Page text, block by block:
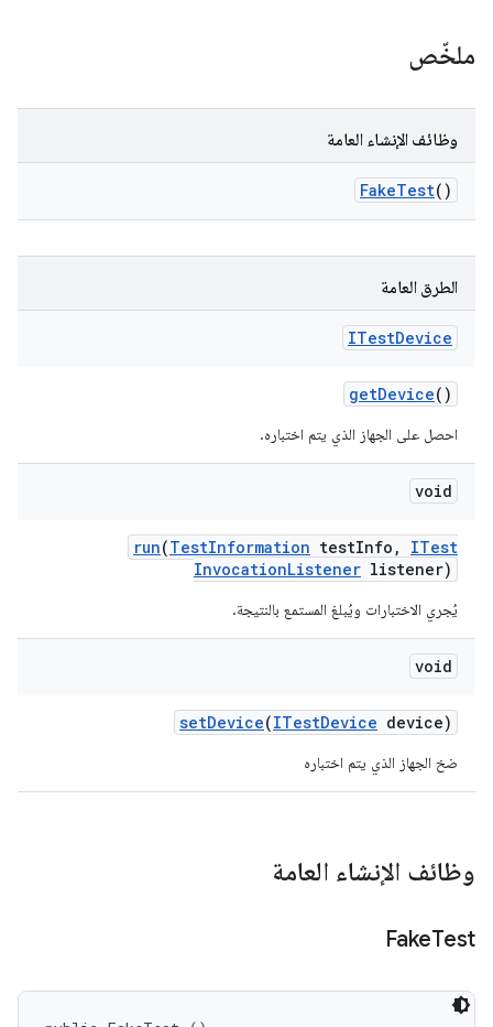
ملخّص
وظائف الإنشاء العامة
FakeTest()
الطرق العامة
ITestDevice
getDevice()
احصل على الجهاز الذي يتم اختباره.
void
run(TestInformation testInfo ,
ITest
InvocationListener listener)
يُجري الاختبارات ويُبلغ المستمع بالنتيجة.
void
setDevice(ITestDevice device)
ضخ الجهاز الذي يتم اختباره
وظائف الإنشاء العامة
FakeTest